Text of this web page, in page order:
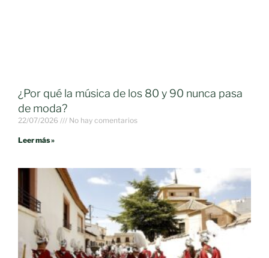
¿Por qué la música de los 80 y 90 nunca pasa
de moda?
22/07/2026 No hay comentarios
Leer más »